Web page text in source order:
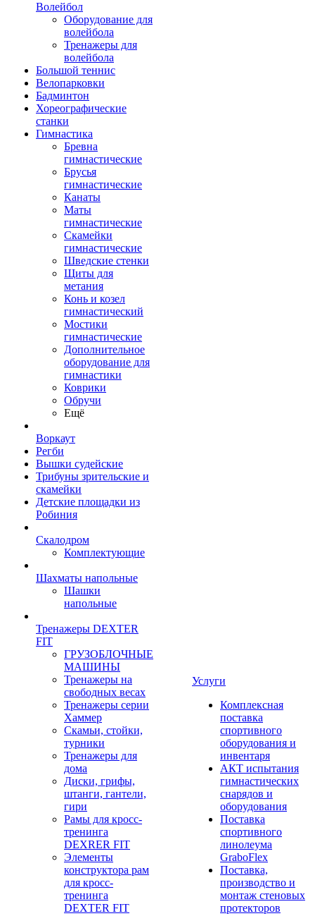
Волейбол
Оборудование для
волейбола
Тренажеры для
волейбола
Большой теннис
Велопарковки
Бадминтон
Хореографические
станки
Гимнастика
Бревна
гимнастические
Брусья
гимнастические
Канаты
Маты
гимнастические
Скамейки
гимнастические
Шведские стенки
Щиты для
метания
Конь и козел
гимнастический
Мостики
гимнастические
Дополнительное
оборудование для
гимнастики
Коврики
Обручи
Ещё
Воркаут
Регби
Вышки судейские
Трибуны зрительские и
скамейки
Детские площадки из
Робиния
Скалодром
Комплектующие
Шахматы напольные
Шашки
напольные
Тренажеры DEXTER
FIT
ГРУЗОБЛОЧНЫЕ
МАШИНЫ
Тренажеры на
свободных весах
Тренажеры серии
Хаммер
Скамьи, стойки,
турники
Тренажеры для
дома
Диски, грифы,
штанги, гантели,
гири
Рамы для кросс-
тренинга
DEXRER FIT
Элементы
конструктора рам
для кросс-
тренинга
DEXTER FIT
Услуги
Комплексная
поставка
спортивного
оборудования и
инвентаря
АКТ испытания
гимнастических
снарядов и
оборудования
Поставка
спортивного
линолеума
GraboFlex
Поставка,
производство и
монтаж стеновых
протекторов